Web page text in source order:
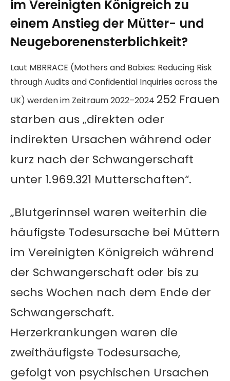
im Vereinigten Königreich zu
einem Anstieg der Mütter- und
Neugeborenensterblichkeit?
Laut MBRRACE (Mothers and Babies: Reducing Risk
through Audits and Confidential Inquiries across the
UK) werden im Zeitraum 2022–2024 252 Frauen
starben aus „direkten oder
indirekten Ursachen während oder
kurz nach der Schwangerschaft
unter 1.969.321 Mutterschaften“.
„Blutgerinnsel waren weiterhin die
häufigste Todesursache bei Müttern
im Vereinigten Königreich während
der Schwangerschaft oder bis zu
sechs Wochen nach dem Ende der
Schwangerschaft.
Herzerkrankungen waren die
zweithäufigste Todesursache,
gefolgt von psychischen Ursachen